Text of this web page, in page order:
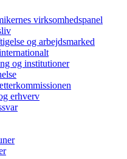
virksomhedspanel
og arbejdsmarked
og institutioner
erhverv